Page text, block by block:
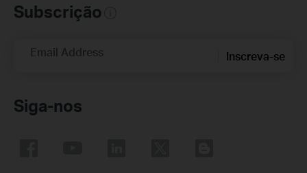
Subscrição
Email Address Inscreva-se
Siga-nos